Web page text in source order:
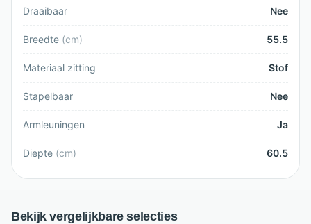
Draaibaar Nee
Breedte (cm) 55.5
Materiaal zitting Stof
Stapelbaar Nee
Armleuningen Ja
Diepte (cm) 60.5
Bekijk vergelijkbare selecties